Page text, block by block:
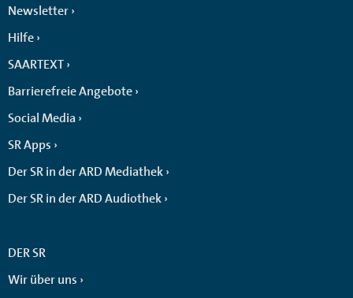
Newsletter
Hilfe
SAARTEXT
Barrierefreie Angebote
Social Media
SR Apps
Der SR in der ARD Mediathek
Der SR in der ARD Audiothek
DER SR
Wir über uns